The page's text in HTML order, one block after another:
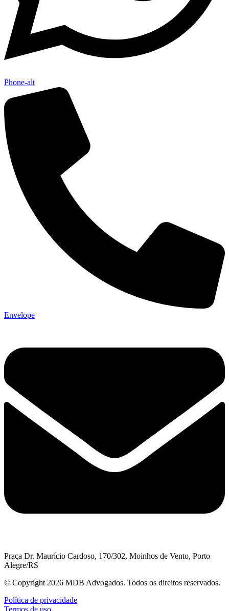
Phone-alt
Envelope
Praça Dr. Maurício Cardoso, 170/302, Moinhos de Vento, Porto
Alegre/RS
© Copyright 2026 MDB Advogados. Todos os direitos reservados.
Política de privacidade
Termos de uso